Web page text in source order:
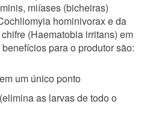
miíases (bicheiras)
hominivorax e da
(Haematobia irritans) em
para o produtor são:
um único ponto
as larvas de todo o